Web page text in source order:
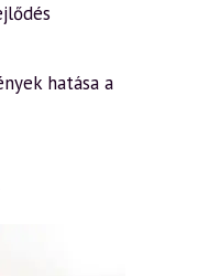
hatása a